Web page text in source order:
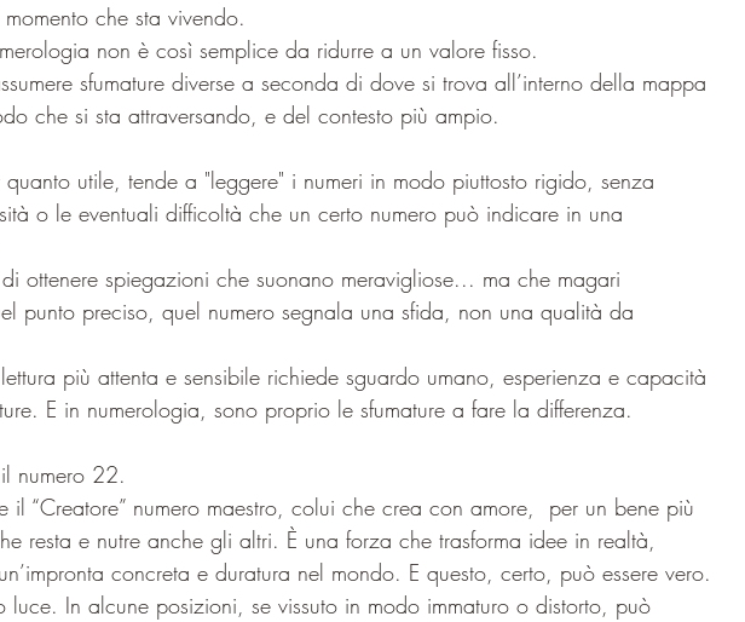
che sta vivendo.
non è così semplice da ridurre a un valore fisso.
sfumature diverse a seconda di dove si trova all’interno della mappa
che si sta attraversando, e del contesto più ampio.
utile, tende a "leggere" i numeri in modo piuttosto rigido, senza
o le eventuali difficoltà che un certo numero può indicare in una
ottenere spiegazioni che suonano meravigliose... ma che magari
punto preciso, quel numero segnala una sfida, non una qualità da
più attenta e sensibile richiede sguardo umano, esperienza e capacità
E in numerologia, sono proprio le sfumature a fare la differenza.
numero 22.
il “Creatore” numero maestro, colui che crea con amore,  per un bene più
resta e nutre anche gli altri. È una forza che trasforma idee in realtà,
concreta e duratura nel mondo. E questo, certo, può essere vero.
In alcune posizioni, se vissuto in modo immaturo o distorto, può